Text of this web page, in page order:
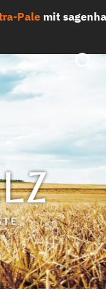
mit sagenhaften